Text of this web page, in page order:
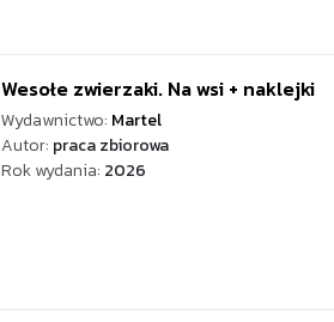
Wesołe zwierzaki. Na wsi + naklejki
Wydawnictwo: Martel
Autor: praca zbiorowa
Rok wydania: 2026